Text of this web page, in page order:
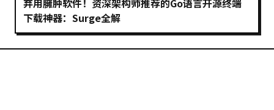
弃用臃肿软件！资深架构师推荐的Go语言开源终端
下载神器：Surge全解